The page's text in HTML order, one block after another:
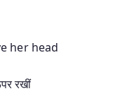
her head
रखीं